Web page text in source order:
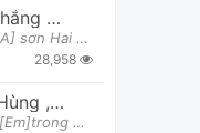
Anh
,Thùy Chi
Cùng mắc [Am7] võng, trên đường trường [Dadd9/A] sơn Hai đứa [Cadd9] ở, hai đầu xa [Am7] thẳm [Dadd
28,958
, Lou Hoàng
[C]Yêu mỗi em [G]thôi và mãi [Am]yêu chỉ mỗi em [Em]trong đời [F]Anh rất yêu [C]em, nhưng [F]... an